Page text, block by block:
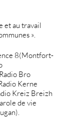
et au travail
».
8(Montfort-
Bro
Kerne
Kreiz Breizh
de vie